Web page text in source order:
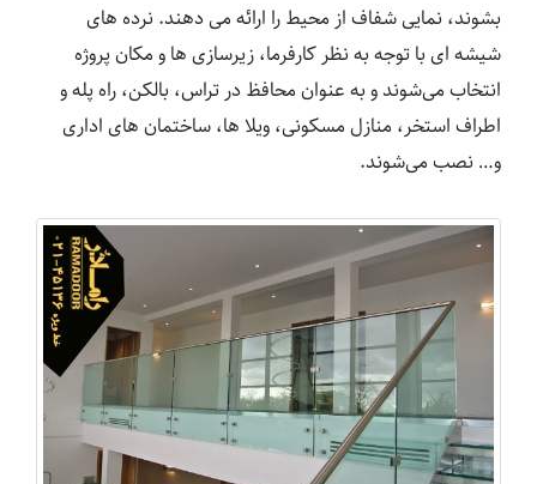
بشوند، نمایی شفاف از محیط را ارائه می دهند. نرده های
شیشه ای با توجه به نظر کارفرما، زیرسازی ها و مکان پروژه
انتخاب می‌شوند و به عنوان محافظ در تراس، بالکن، راه پله و
اطراف استخر، منازل مسکونی، ویلا ها، ساختمان های اداری
و… نصب می‌شوند.